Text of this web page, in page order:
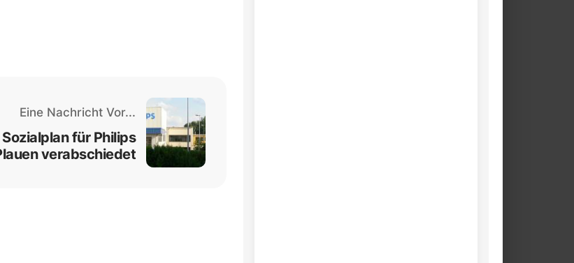
Eine Nachricht Vor...
Sozialplan für Philips
verabschiedet